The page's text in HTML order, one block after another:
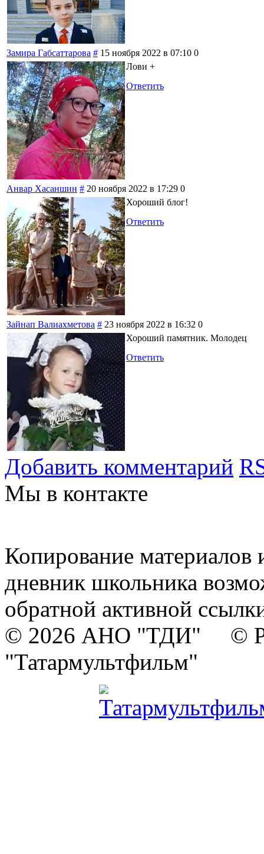
Замира Габсаттарова # 15 ноября 2022 в 07:10 0
Лови +
Ответить
Анвар Хасаншин # 20 ноября 2022 в 17:29 0
Хороший блог!
Ответить
Зайнап Валиахметова # 23 ноября 2022 в 16:32 0
Хороший памятник. Молодец
Ответить
Добавить комментарий
Мы в контакте
Копирование материалов
дневник школьника
обратной активной
© 2026 АНО "ТДИ" ©
"Татармультфильм"